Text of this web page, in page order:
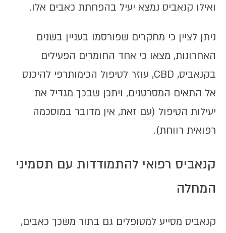
ואילו קנאביס נמצא יעיל בהפחתת כאבים אלו.
ניתן לציין כי מחקרים שפורסמו בעניין בשנים
האחרונות, מצאו כי אחד החומרים הפעילים
בקנאביס, CBD, עוזר לטיפול הכימותרפי להיכנס
אל התאים המסרטנים, ויתכן שבכך מגדיל את
יעילות הטיפול (עם זאת, אין מדובר במוסכמה
רפואית רווחת).
קנאביס רפואי להתמודדות עם תסמיני
המחלה
קנאביס מסייע למטופלים גם בתור משכך כאבים,